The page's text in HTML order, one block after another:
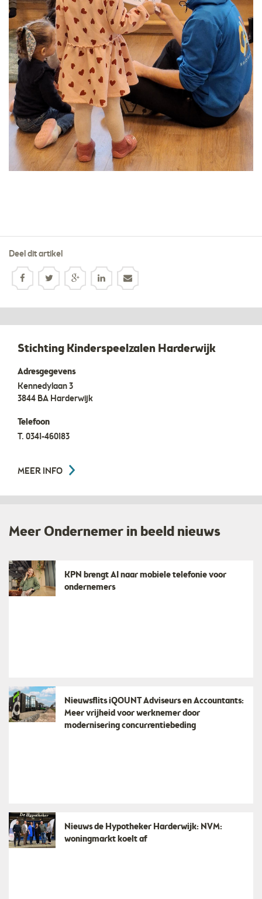
Deel dit artikel
Stichting Kinderspeelzalen Harderwijk
Adresgegevens
Kennedylaan 3
3844 BA Harderwijk
Telefoon
T. 0341-460183
MEER INFO
Meer Ondernemer in beeld nieuws
KPN brengt AI naar mobiele telefonie voor
ondernemers
Nieuwsflits iQOUNT Adviseurs en Accountants:
Meer vrijheid voor werknemer door
modernisering concurrentiebeding
Nieuws de Hypotheker Harderwijk: NVM:
woningmarkt koelt af